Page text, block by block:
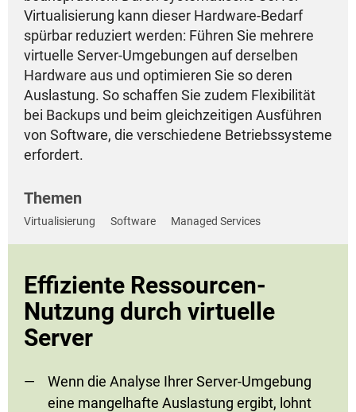
Virtualisierung kann dieser Hardware-Bedarf
spürbar reduziert werden: Führen Sie mehrere
virtuelle Server-Umgebungen auf derselben
Hardware aus und optimieren Sie so deren
Auslastung. So schaffen Sie zudem Flexibilität
bei Backups und beim gleichzeitigen Ausführen
von Software, die verschiedene Betriebssysteme
erfordert.
Themen
Virtualisierung Software Managed Services
Effiziente Ressourcen-
Nutzung durch virtuelle
Server
Wenn die Analyse Ihrer Server-Umgebung
eine mangelhafte Auslastung ergibt, lohnt